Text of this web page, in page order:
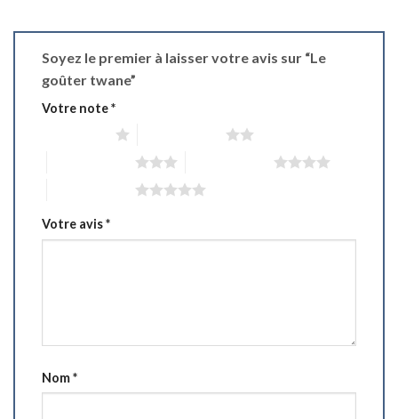
Soyez le premier à laisser votre avis sur “Le
goûter twane”
Votre note*
Votre avis*
Nom*